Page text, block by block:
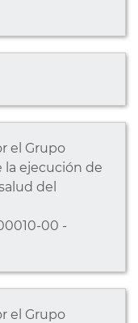
el Grupo
la ejecución de
del
00 -
el Grupo